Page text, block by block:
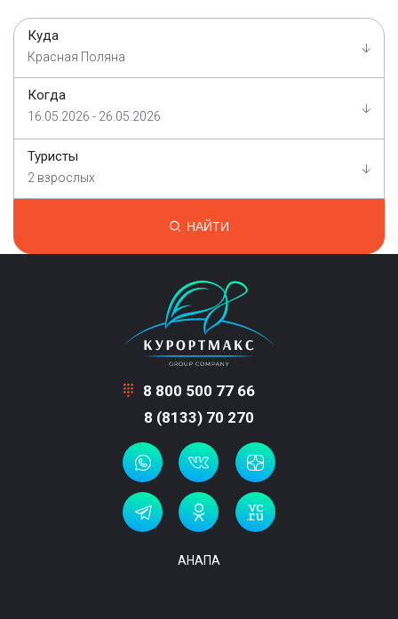
Куда
Красная Поляна
Когда
16.05.2026 - 26.05.2026
Туристы
2 взрослых
НАЙТИ
8 800 500 77 66
8 (8133) 70 270
АНАПА